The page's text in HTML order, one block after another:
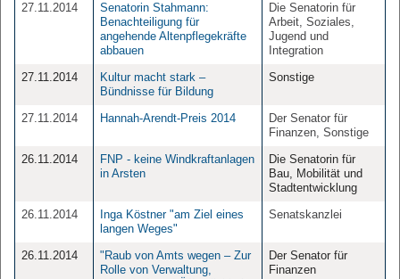
27.11.2014
Senatorin Stahmann:
Benachteiligung für
angehende Altenpflegekräfte
abbauen
Die Senatorin für
Arbeit, Soziales,
Jugend und
Integration
27.11.2014
Kultur macht stark –
Bündnisse für Bildung
Sonstige
27.11.2014 Hannah-Arendt-Preis 2014
Der Senator für
Finanzen, Sonstige
26.11.2014
FNP - keine Windkraftanlagen
in Arsten
Die Senatorin für
Bau, Mobilität und
Stadtentwicklung
26.11.2014
Inga Köstner "am Ziel eines
langen Weges"
Senatskanzlei
26.11.2014
"Raub von Amts wegen – Zur
Rolle von Verwaltung,
Der Senator für
Finanzen